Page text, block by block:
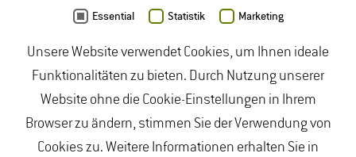
von Fruchtsäften und Pürees unter verbessertem
Oxidationsschutz mittels der Spiralfilter-Technologie
(syn. Wendelfilterpressen-Technologie) und die
Anwendung schonender Haltbarmachungsverfahren
mit dem Ziel gesundheitsfördernde als auch
farbaktive und aromagebende Inhaltsstoffe während
Essential Statistik Marketing
Unsere Website verwendet Cookies, um Ihnen ideale
Funktionalitäten zu bieten. Durch Nutzung unserer
Website ohne die Cookie-Einstellungen in Ihrem
Browser zu ändern, stimmen Sie der Verwendung von
Cookies zu. Weitere Informationen erhalten Sie in